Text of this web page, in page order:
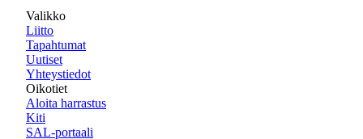
Valikko
Liitto
Tapahtumat
Uutiset
Yhteystiedot
Oikotiet
Aloita harrastus
Kiti
SAL-portaali